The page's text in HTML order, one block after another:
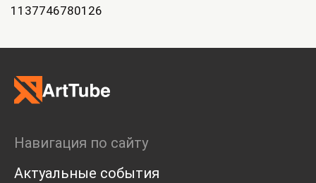
1137746780126
Навигация по сайту
Актуальные события